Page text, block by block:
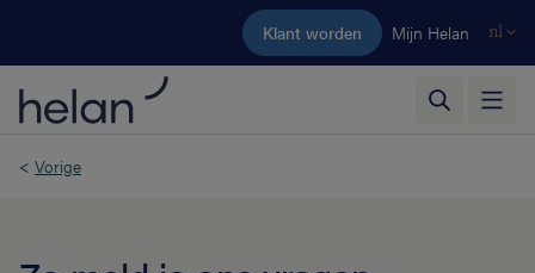
Ga naar de hoofdinhoud
Klant worden Mijn Helan nl
< Vorige